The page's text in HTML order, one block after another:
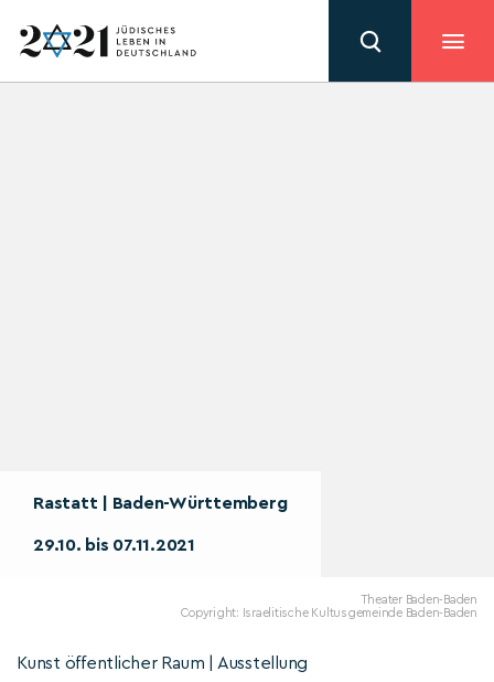
Rastatt | Baden-Württemberg
29.10. bis 07.11.2021
Theater Baden-Baden
Copyright: Israelitische Kultusgemeinde Baden-Baden
Kunst öffentlicher Raum | Ausstellung